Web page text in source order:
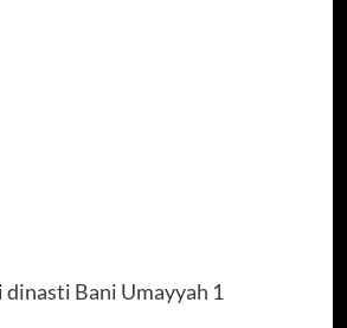
Bani Umayyah 1